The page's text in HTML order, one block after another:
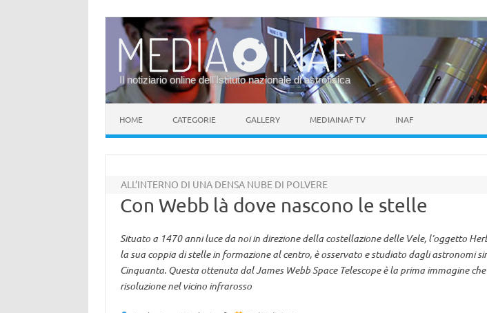
Il notiziario online dell’Istituto nazionale di astrofisica
HOME CATEGORIE GALLERY MEDIAINAF TV INAF
ALL’INTERNO DI UNA DENSA NUBE DI POLVERE
Con Webb là dove nascono le stelle
Situato a 1470 anni luce da noi in direzione della costellazione delle Vele, l’oggetto
la sua coppia di stelle in formazione al centro, è osservato e studiato dagli astronomi
Cinquanta. Questa ottenuta dal James Webb Space Telescope è la prima immagine
risoluzione nel vicino infrarosso